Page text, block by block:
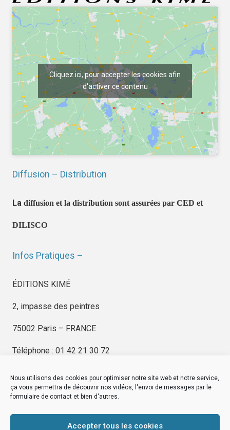
Nous utilisons des cookies pour optimiser notre site web et notre service,
ça vous permettra de découvrir nos vidéos, l'envoi de messages par le
formulaire de contact et bien d'autres.
Accepter tous les cookies
Cliquez ici, pour accepter les cookies afin
d'activer ce contenu
Diffusion – Distribution
La diffusion et la distribution sont assurées par CED et
DILISCO
Infos Pratiques –
ÉDITIONS KIMÉ
2, impasse des peintres
75002 Paris – FRANCE
Téléphone : 01 42 21 30 72
EDITIONS KIMÉ
Mentions Légales
© byeDovel.com